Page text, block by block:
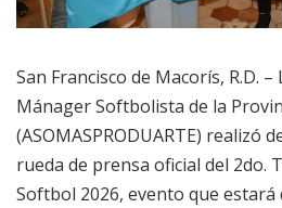
San Francisco de Macorís, R.D. –
Mánager Softbolista de la
(ASOMASPRODUARTE) realizó
rueda de prensa oficial del 2do.
Softbol 2026, evento que